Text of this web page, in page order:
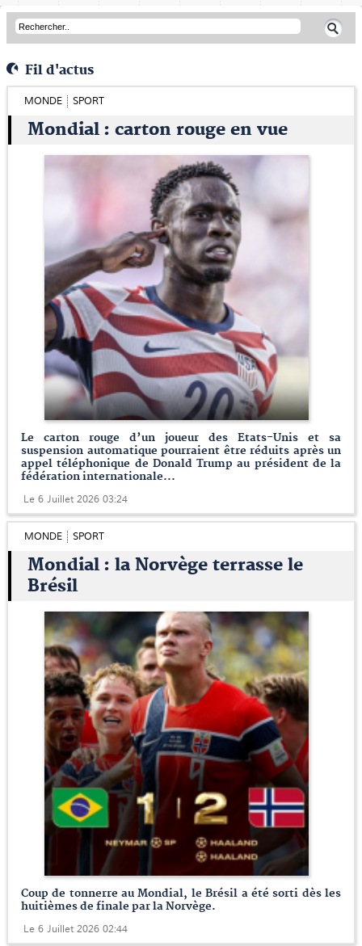
Fil d'actus
MONDE SPORT
Mondial : carton rouge en vue
Le carton rouge d’un joueur des Etats-Unis et sa
suspension automatique pourraient être réduits après un
appel téléphonique de Donald Trump au président de la
fédération internationale...
Le 6 Juillet 2026 03:24
MONDE SPORT
Mondial : la Norvège terrasse le
Brésil
Coup de tonnerre au Mondial, le Brésil a été sorti dès les
huitièmes de finale par la Norvège.
Le 6 Juillet 2026 02:44